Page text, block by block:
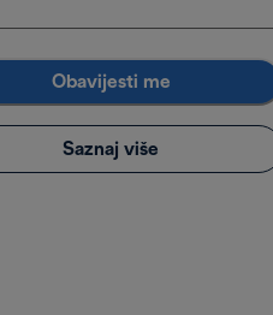
Obavijesti me
Saznaj više